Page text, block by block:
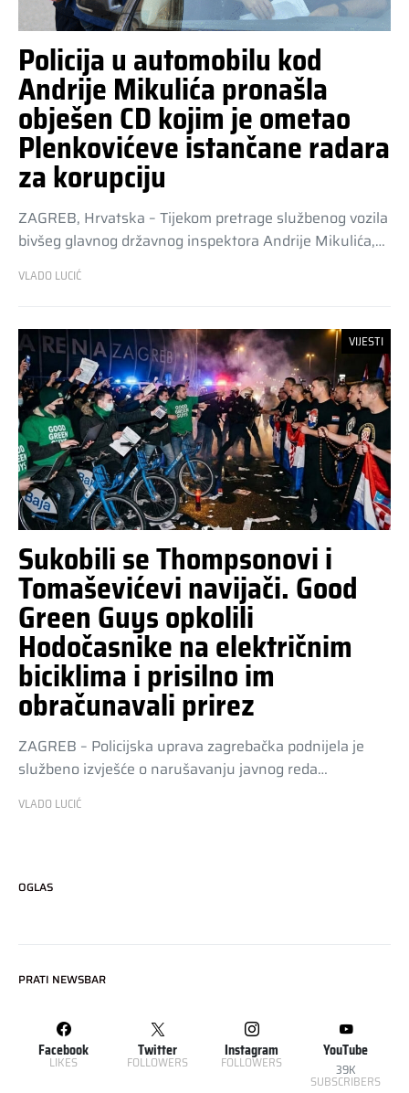
Policija u automobilu kod
Andrije Mikulića pronašla
obješen CD kojim je ometao
Plenkovićeve istančane radara
za korupciju
ZAGREB, Hrvatska – Tijekom pretrage službenog vozila
bivšeg glavnog državnog inspektora Andrije Mikulića,…
VLADO LUCIĆ
VIJESTI
Sukobili se Thompsonovi i
Tomaševićevi navijači. Good
Green Guys opkolili
Hodočasnike na električnim
biciklima i prisilno im
obračunavali prirez
ZAGREB – Policijska uprava zagrebačka podnijela je
službeno izvješće o narušavanju javnog reda…
VLADO LUCIĆ
OGLAS
PRATI NEWSBAR
Facebook
LIKES
Twitter
FOLLOWERS
Instagram
FOLLOWERS
YouTube
39K
SUBSCRIBERS